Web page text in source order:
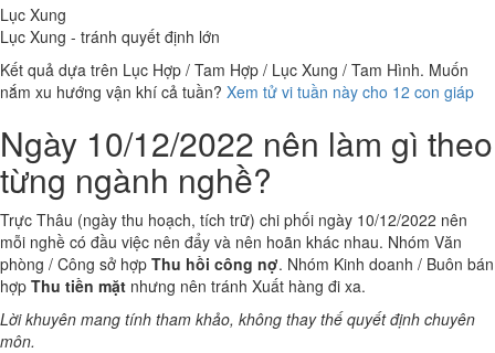
Lục Xung
Lục Xung - tránh quyết định lớn
Kết quả dựa trên Lục Hợp / Tam Hợp / Lục Xung / Tam Hình. Muốn
nắm xu hướng vận khí cả tuần? Xem tử vi tuần này cho 12 con giáp
Ngày 10/12/2022 nên làm gì theo
từng ngành nghề?
Trực Thâu (ngày thu hoạch, tích trữ) chi phối ngày 10/12/2022 nên
mỗi nghề có đầu việc nên đẩy và nên hoãn khác nhau. Nhóm Văn
phòng / Công sở hợp Thu hồi công nợ. Nhóm Kinh doanh / Buôn bán
hợp Thu tiền mặt nhưng nên tránh Xuất hàng đi xa.
Lời khuyên mang tính tham khảo, không thay thế quyết định chuyên
môn.